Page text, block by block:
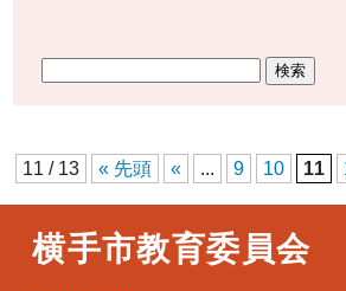
11 / 13 « 先頭 « ... 9 10 11
横手市教育委員会